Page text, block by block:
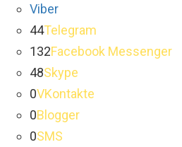
Viber
44Telegram
132Facebook Messenger
48Skype
0VKontakte
0Blogger
0SMS